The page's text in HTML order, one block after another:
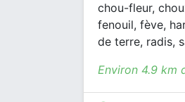
chou-fleur,
fenouil, fève,
de terre, radis,
Environ 4.9 km